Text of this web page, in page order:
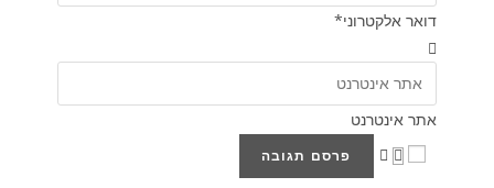
דואר אלקטרוני*
אתר אינטרנט